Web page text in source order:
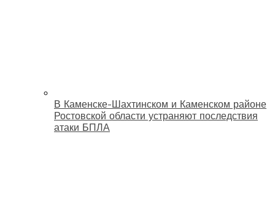
В Каменске-Шахтинском и Каменском районе
Ростовской области устраняют последствия
атаки БПЛА